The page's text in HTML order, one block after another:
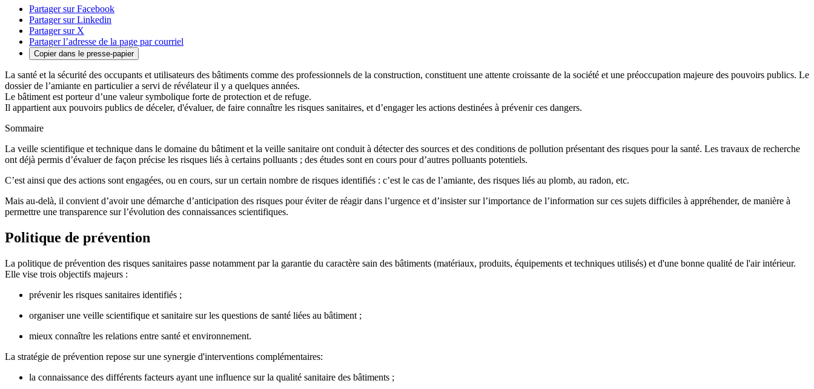
Partager sur Facebook
Partager sur Linkedin
Partager sur X
Partager l’adresse de la page par courriel
Copier dans le presse-papier
La santé et la sécurité des occupants et utilisateurs des bâtiments comme des professionnels de la construction, constituent une attente croissante de la société et une préoccupation majeure des pouvoirs publics. Le
dossier de l’amiante en particulier a servi de révélateur il y a quelques années.
Le bâtiment est porteur d’une valeur symbolique forte de protection et de refuge.
Il appartient aux pouvoirs publics de déceler, d'évaluer, de faire connaître les risques sanitaires, et d’engager les actions destinées à prévenir ces dangers.
Sommaire
La veille scientifique et technique dans le domaine du bâtiment et la veille sanitaire ont conduit à détecter des sources et des conditions de pollution présentant des risques pour la santé. Les travaux de recherche
ont déjà permis d’évaluer de façon précise les risques liés à certains polluants ; des études sont en cours pour d’autres polluants potentiels.
C’est ainsi que des actions sont engagées, ou en cours, sur un certain nombre de risques identifiés : c’est le cas de l’amiante, des risques liés au plomb, au radon, etc.
Mais au-delà, il convient d’avoir une démarche d’anticipation des risques pour éviter de réagir dans l’urgence et d’insister sur l’importance de l’information sur ces sujets difficiles à appréhender, de manière à
permettre une transparence sur l’évolution des connaissances scientifiques.
Politique de prévention
La politique de prévention des risques sanitaires passe notamment par la garantie du caractère sain des bâtiments (matériaux, produits, équipements et techniques utilisés) et d'une bonne qualité de l'air intérieur.
Elle vise trois objectifs majeurs :
prévenir les risques sanitaires identifiés ;
organiser une veille scientifique et sanitaire sur les questions de santé liées au bâtiment ;
mieux connaître les relations entre santé et environnement.
La stratégie de prévention repose sur une synergie d'interventions complémentaires:
la connaissance des différents facteurs ayant une influence sur la qualité sanitaire des bâtiments ;